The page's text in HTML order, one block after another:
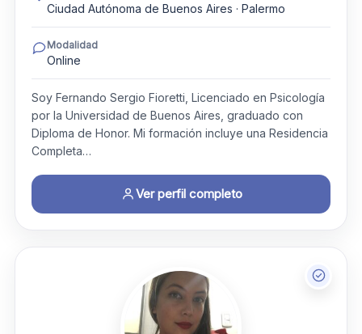
Ciudad Autónoma de Buenos Aires · Palermo
Modalidad
Online
Soy Fernando Sergio Fioretti, Licenciado en Psicología
por la Universidad de Buenos Aires, graduado con
Diploma de Honor. Mi formación incluye una Residencia
Completa…
Ver perfil completo